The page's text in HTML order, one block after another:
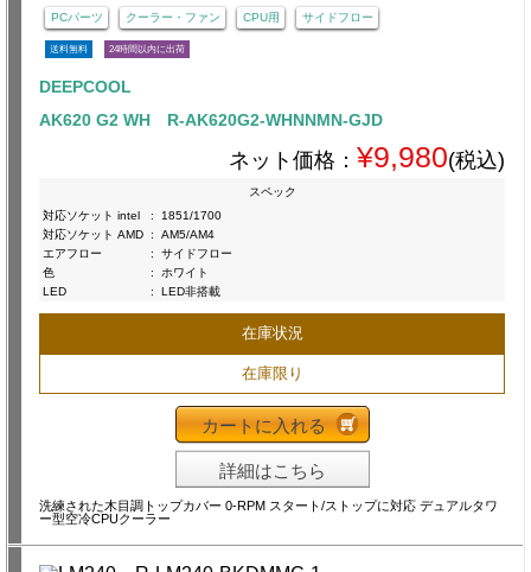
PCパーツ クーラー・ファン CPU用 サイドフロー
送料無料 24時間以内に出荷
DEEPCOOL
AK620 G2 WH R-AK620G2-WHNNMN-GJD
ネット価格： ¥9,980(税込)
スペック
対応ソケット intel
:
1851/1700
対応ソケット AMD :
AM5/AM4
エアフロー
:
サイドフロー
色
:
ホワイト
LED
: LED非搭載
在庫状況
在庫限り
カートに入れる
詳細はこちら
洗練された木目調トップカバー 0-RPM スタート/ストップに対応 デュアルタワ
ー型空冷CPUクーラー